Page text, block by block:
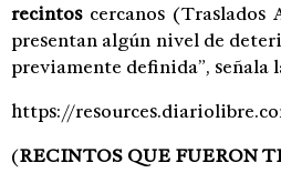
recintoscercanos (Traslados
presentan algún nivel de
previamente definida”, señala
https://
(RECINTOS QUE FUERON